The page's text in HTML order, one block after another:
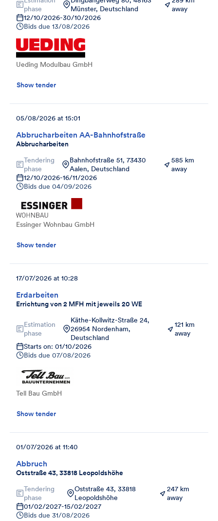
phase
Münster, Deutschland
away
12/10/2026-30/10/2026
Bids due 13/08/2026
Ueding Modulbau GmbH
Show tender
Abbrucharbeiten AA-Bahnhofstraße
Abbrucharbeiten
05/08/2026 at 15:01
Tendering
phase
Bahnhofstraße 51, 73430
Aalen, Deutschland
585 km
away
12/10/2026-16/11/2026
Bids due 04/09/2026
Essinger Wohnbau GmbH
Show tender
Erdarbeiten
Errichtung von 2 MFH mit jeweils 20 WE
17/07/2026 at 10:28
Estimation
phase
Käthe-Kollwitz-Straße 24,
26954 Nordenham,
Deutschland
121 km
away
Starts on: 01/10/2026
Bids due 07/08/2026
Tell Bau GmbH
Show tender
Abbruch
Oststraße 43, 33818 Leopoldshöhe
01/07/2026 at 11:40
Tendering
phase
Oststraße 43, 33818
Leopoldshöhe
247 km
away
01/02/2027-15/02/2027
Bids due 31/08/2026